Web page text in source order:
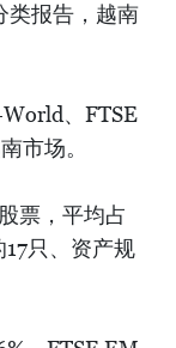
类报告，越南
、FTSE
市场。
票，平均占
只、资产规